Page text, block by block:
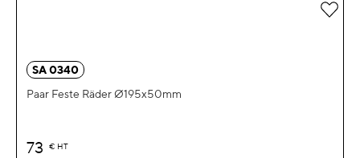
SA 0340
Paar Feste Räder Ø195x50mm
73 € HT
Zur